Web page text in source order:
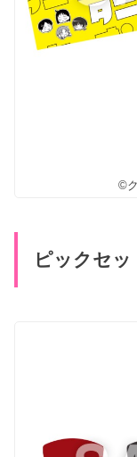
©
ピックセッ